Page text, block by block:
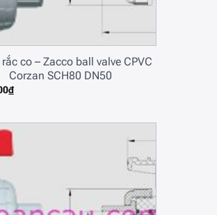
co – Zacco ball valve CPVC
Corzan SCH80 DN50
₫